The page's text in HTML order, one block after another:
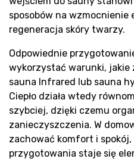
sposobów na wzmocnienie
regeneracja skóry twarzy.
Odpowiednie
wykorzystać warunki, jakie
sauna Infrared lub sauna
Ciepło działa wtedy
szybciej, dzięki czemu
zanieczyszczenia. W
zachować komfort i
przygotowania staje się